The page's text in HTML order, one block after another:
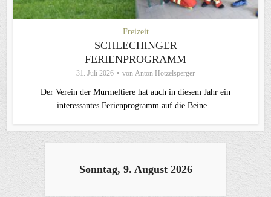
Freizeit
SCHLECHINGER
FERIENPROGRAMM
31. Juli 2026 von Anton Hötzelsperger
Der Verein der Murmeltiere hat auch in diesem Jahr ein
interessantes Ferienprogramm auf die Beine...
Sonntag, 9. August 2026